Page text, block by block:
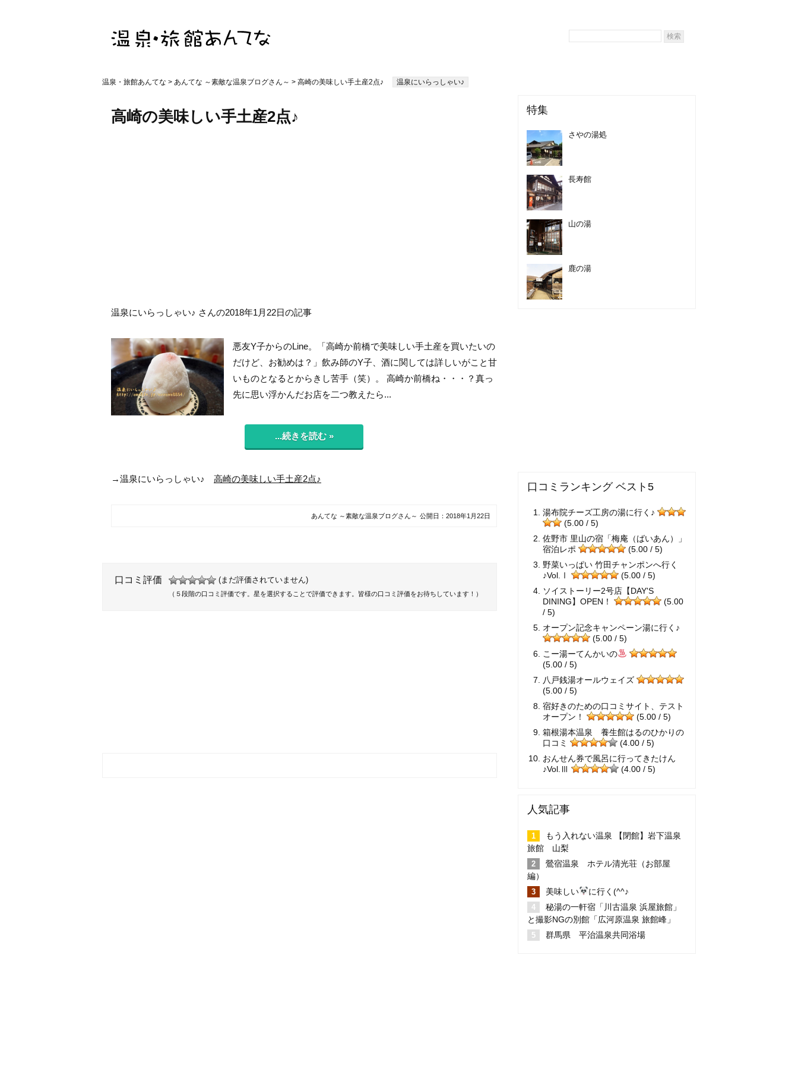
温泉・旅館あんてな > あんてな ～素敵な温泉ブログさん～ > 高崎の美味しい手土産2点♪ 温泉にいらっしゃい♪
高崎の美味しい手土産2点♪
温泉にいらっしゃい♪ さんの2018年1月22日の記事
悪友Y子からのLine。「高崎か前橋で美味しい手土産を買いたいの
だけど、お勧めは？」飲み師のY子、酒に関しては詳しいがこと甘
いものとなるとからきし苦手（笑）。 高崎か前橋ね・・・？真っ
先に思い浮かんだお店を二つ教えたら...
...続きを読む »
→温泉にいらっしゃい♪ 高崎の美味しい手土産2点♪
あんてな ～素敵な温泉ブログさん～ 公開日： 2018年1月22日
口コミ評価 (まだ評価されていません)
（５段階の口コミ評価です。星を選択することで評価できます。皆様の口コミ評価をお待ちしています！）
特集
さやの湯処
長寿館
山の湯
鹿の湯
口コミランキング ベスト5
湯布院チーズ工房の湯に行く♪
(5.00 / 5)
佐野市 里山の宿「梅庵（ばいあん）」
宿泊レポ
(5.00 / 5)
野菜いっぱい 竹田チャンポンへ行く
♪Vol.Ⅰ
(5.00 / 5)
ソイストーリー2号店【DAY'S
DINING】OPEN！
(5.00
/ 5)
オープン記念キャンペーン湯に行く♪
(5.00 / 5)
こー湯ーてんかいの
(5.00 / 5)
八戸銭湯オールウェイズ
(5.00 / 5)
宿好きのための口コミサイト、テスト
オープン！
(5.00 / 5)
箱根湯本温泉 養生館はるのひかりの
口コミ
(4.00 / 5)
おんせん券で風呂に行ってきたけん
♪Vol.Ⅲ
(4.00 / 5)
人気記事
もう入れない温泉 【閉館】岩下温泉
旅館 山梨
鶯宿温泉 ホテル清光荘（お部屋
編）
美味しい
に行く(^^♪
秘湯の一軒宿「川古温泉 浜屋旅館」
と撮影NGの別館「広河原温泉 旅館峰」
群馬県 平治温泉共同浴場